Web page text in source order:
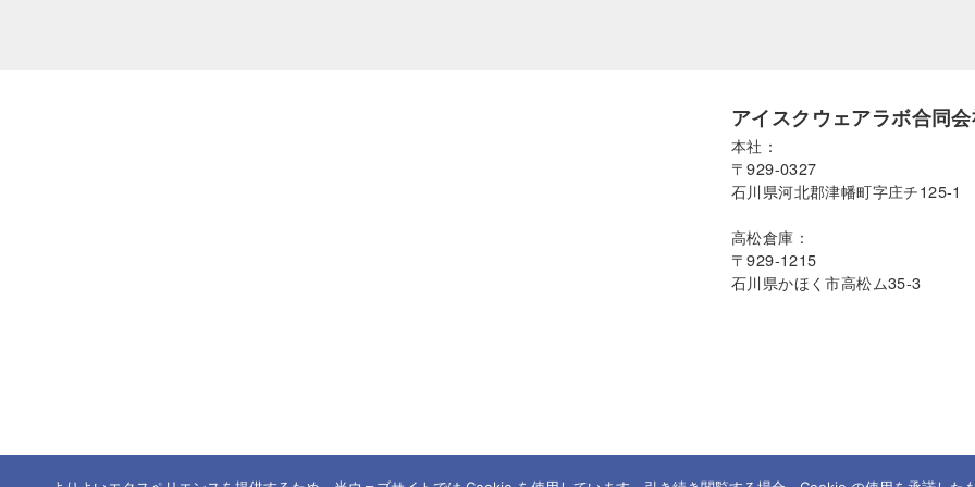
アイスクウェアラボ合同
本社：
〒929-0327
石川県河北郡津幡町字庄チ125-1
高松倉庫：
〒929-1215
石川県かほく市高松ム35-3